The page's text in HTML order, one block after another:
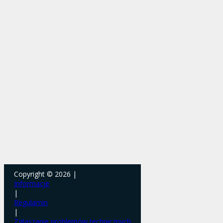
Copyright © 2026 |
Informacje
|
Regulamin
|